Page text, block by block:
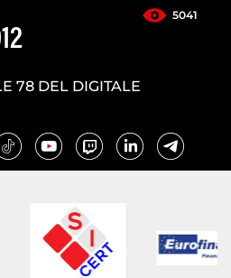
5041
78 DEL DIGITALE